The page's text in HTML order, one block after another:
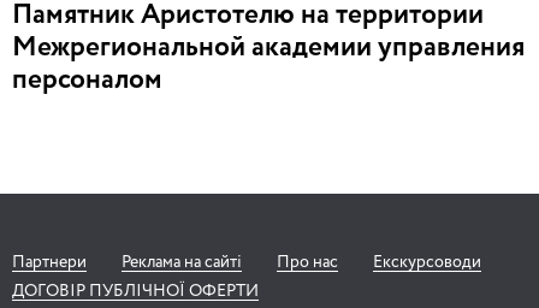
Памятник Аристотелю на территории
Межрегиональной академии управления
персоналом
Партнери Реклама на сайті Про нас
Екскурсоводи
ДОГОВІР ПУБЛІЧНОЇ ОФЕРТИ